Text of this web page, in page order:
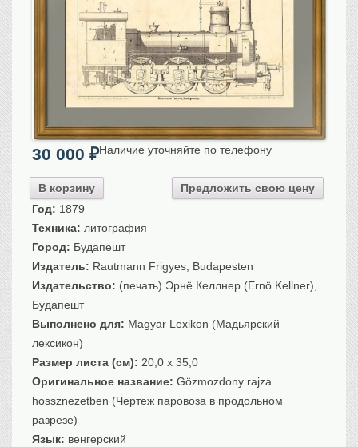
Российская империя
Европа
Исторические карты
Виды городов
Москва
Санкт-Петербург
Прочие
Севастополь, Крым
Ценные бумаги
История моды. Униформа
Гражданская мода
Униформа
Охота. Флора. Фауна
Рыбы, рыбалка
Техника, транспорт,
30 000 ₽
В корзину Предложить свою цену
Наличие уточняйте по телефону
Год: 1879
Техника: литография
Город: Будапешт
Издатель: Rautmann Frigyes, Budapesten
Издательство: (печать) Эрнё Келлнер (Ernö Kellner),
Будапешт
Выполнено для: Magyar Lexikon (Мадьярский
лексикон)
Размер листа (см): 20,0 x 35,0
Оригинальное название: Gözmozdony rajza
hossznezetben (Чертеж паровоза в продольном
разрезе)
Язык: венгерский